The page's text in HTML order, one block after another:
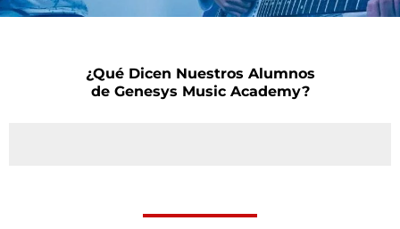
¿Qué Dicen Nuestros Alumnos
de Genesys Music Academy?